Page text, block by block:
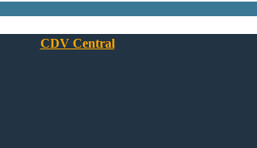
CDV Central